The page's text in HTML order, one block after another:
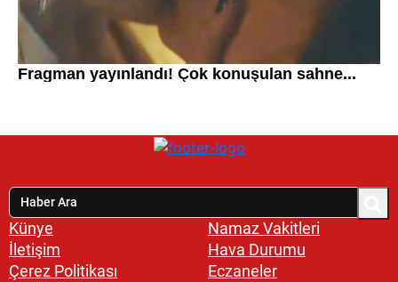
Künye
İletişim
Çerez Politikası
Namaz Vakitleri
Hava Durumu
Eczaneler